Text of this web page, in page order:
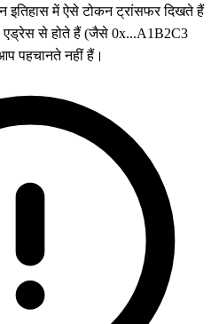
में ऐसे टोकन ट्रांसफर दिखते हैं
एड्रेस से होते हैं (जैसे 0x...A1B2C3
पहचानते नहीं हैं।